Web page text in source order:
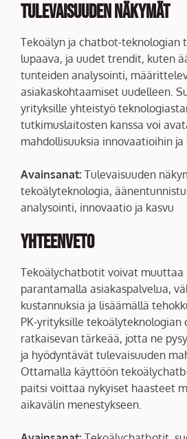
Tulevaisuuden näkymät
Tekoälyn ja chatbot-teknologian
lupaava, ja uudet trendit, kuten
tunteiden analysointi,
asiakaskohtaamiset uudelleen.
yrityksille yhteistyö
tutkimuslaitosten kanssa voi
mahdollisuuksia innovaatioihin ja
Avainsanat: Tulevaisuuden
tekoälyteknologia,
analysointi, innovaatio ja kasvu
Yhteenveto
Tekoälychatbotit voivat muuttaa
parantamalla asiakaspalvelua,
kustannuksia ja lisäämällä
PK-yrityksille tekoälyteknologian
ratkaisevan tärkeää, jotta ne
ja hyödyntävät tulevaisuuden
Ottamalla käyttöön
paitsi voittaa nykyiset haasteet
aikavälin menestykseen.